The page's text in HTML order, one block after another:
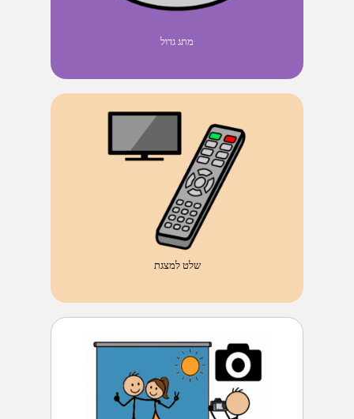
מתג גדול
שלט למצגת